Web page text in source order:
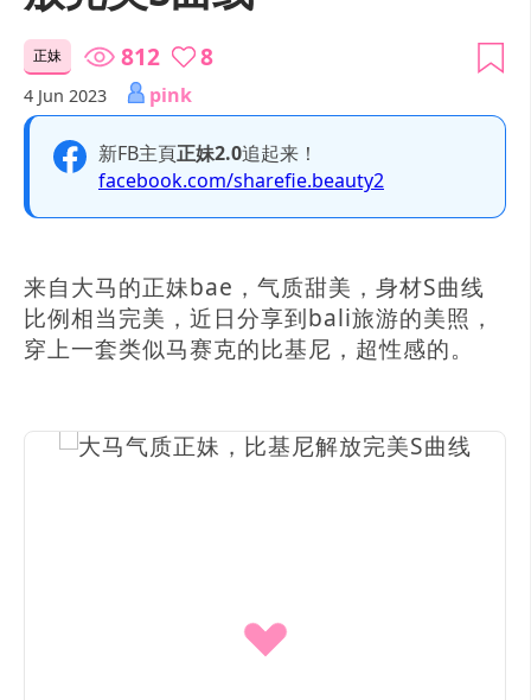
正妹 812 8
4 Jun 2023 pink
新FB主頁正妹2.0追起来！
facebook.com/sharefie.beauty2
来自大马的正妹bae，气质甜美，身材S曲线
比例相当完美，近日分享到bali旅游的美照，
穿上一套类似马赛克的比基尼，超性感的。